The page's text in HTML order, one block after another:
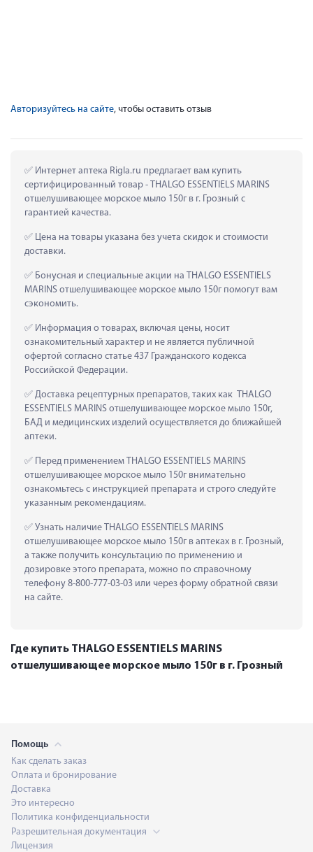
Авторизуйтесь на сайте, чтобы оставить отзыв
Интернет аптека Rigla.ru предлагает вам купить
сертифицированный товар - THALGO ESSENTIELS MARINS
отшелушивающее морское мыло 150г в г. Грозный с
гарантией качества.
Цена на товары указана без учета скидок и стоимости
доставки.
Бонусная и специальные акции на THALGO ESSENTIELS
MARINS отшелушивающее морское мыло 150г помогут вам
сэкономить.
Информация о товарах, включая цены, носит
ознакомительный характер и не является публичной
офертой согласно статье 437 Гражданского кодекса
Российской Федерации.
Доставка рецептурных препаратов, таких как  THALGO
ESSENTIELS MARINS отшелушивающее морское мыло 150г,
БАД и медицинских изделий осуществляется до ближайшей
аптеки.
Перед применением THALGO ESSENTIELS MARINS
отшелушивающее морское мыло 150г внимательно
ознакомьтесь с инструкцией препарата и строго следуйте
указанным рекомендациям.
Узнать наличие THALGO ESSENTIELS MARINS
отшелушивающее морское мыло 150г в аптеках в г. Грозный,
а также получить консультацию по применению и
дозировке этого препарата, можно по справочному
телефону 8-800-777-03-03 или через форму обратной связи
на сайте.
Где купить THALGO ESSENTIELS MARINS
отшелушивающее морское мыло 150г в г. Грозный
Помощь
Как сделать заказ
Оплата и бронирование
Доставка
Это интересно
Политика конфиденциальности
Разрешительная документация
Лицензия